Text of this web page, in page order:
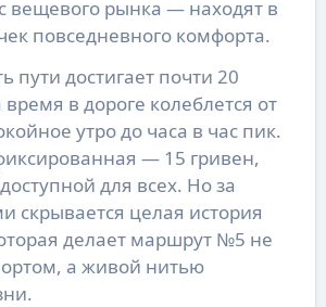
вещевого рынка — находят в
повседневного комфорта.
пути достигает почти 20
в дороге колеблется от
утро до часа в час пик.
— 15 гривен,
для всех. Но за
скрывается целая история
делает маршрут №5 не
а живой нитью